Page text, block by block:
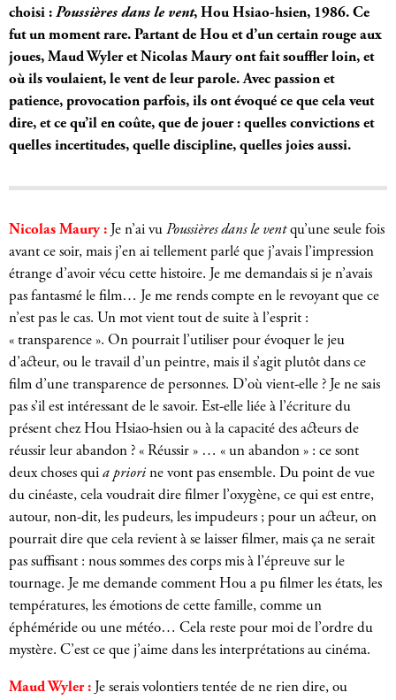
choisi : Poussières dans le vent, Hou Hsiao-hsien, 1986. Ce
fut un moment rare. Partant de Hou et d’un certain rouge aux
joues, Maud Wyler et Nicolas Maury ont fait souffler loin, et
où ils voulaient, le vent de leur parole. Avec passion et
patience, provocation parfois, ils ont évoqué ce que cela veut
dire, et ce qu’il en coûte, que de jouer : quelles convictions et
quelles incertitudes, quelle discipline, quelles joies aussi.
Nicolas Maury : Je n’ai vu Poussières dans le ventqu’une seule fois
avant ce soir, mais j’en ai tellement parlé que j’avais l’impression
étrange d’avoir vécu cette histoire. Je me demandais si je n’avais
pas fantasmé le film… Je me rends compte en le revoyant que ce
n’est pas le cas. Un mot vient tout de suite à l’esprit :
« transparence ». On pourrait l’utiliser pour évoquer le jeu
d’acteur, ou le travail d’un peintre, mais il s’agit plutôt dans ce
film d’une transparence de personnes. D’où vient-elle ? Je ne sais
pas s’il est intéressant de le savoir. Est-elle liée à l’écriture du
présent chez Hou Hsiao-hsien ou à la capacité des acteurs de
réussir leur abandon ? « Réussir » … « un abandon » : ce sont
deux choses qui a priori ne vont pas ensemble. Du point de vue
du cinéaste, cela voudrait dire filmer l’oxygène, ce qui est entre,
autour, non-dit, les pudeurs, les impudeurs ; pour un acteur, on
pourrait dire que cela revient à se laisser filmer, mais ça ne serait
pas suffisant : nous sommes des corps mis à l’épreuve sur le
tournage. Je me demande comment Hou a pu filmer les états, les
températures, les émotions de cette famille, comme un
éphéméride ou une météo… Cela reste pour moi de l’ordre du
mystère. C’est ce que j’aime dans les interprétations au cinéma.
Maud Wyler : Je serais volontiers tentée de ne rien dire, ou